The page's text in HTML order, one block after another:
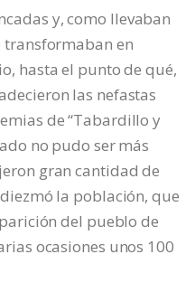
y, como llevaban
transformaban en
hasta el punto de qué,
las nefastas
de “Tabardillo y
no pudo ser más
gran cantidad de
la población, que
del pueblo de
ocasiones unos 100